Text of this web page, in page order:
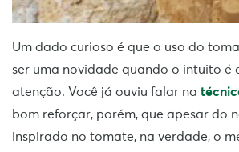
Um dado curioso é que o uso do
ser uma novidade quando o intuito é
atenção. Você já ouviu falar na
bom reforçar, porém, que apesar do
inspirado no tomate, na verdade, o